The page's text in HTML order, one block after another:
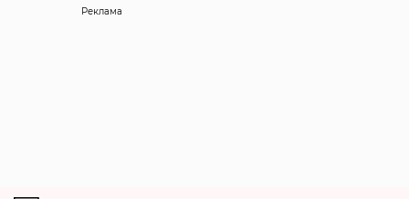
Реклама